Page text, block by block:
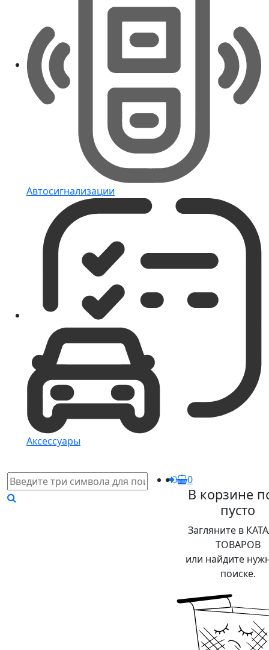
Автосигнализации
Аксессуары
0
В корзине
пусто
Загляните в
ТОВАРОВ
или найдите
поиске.